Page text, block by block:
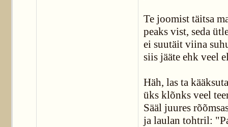
Te joomist täitsa
peaks vist, seda
ei suutäit viina
siis jääte ehk veel
Häh, las ta
üks klõnks veel
Sääl juures
ja laulan tohtril: